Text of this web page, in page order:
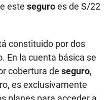
este seguroes de S/22
constituido por dos
En la cuenta básica se
cobertura de seguro,
es exclusivamente